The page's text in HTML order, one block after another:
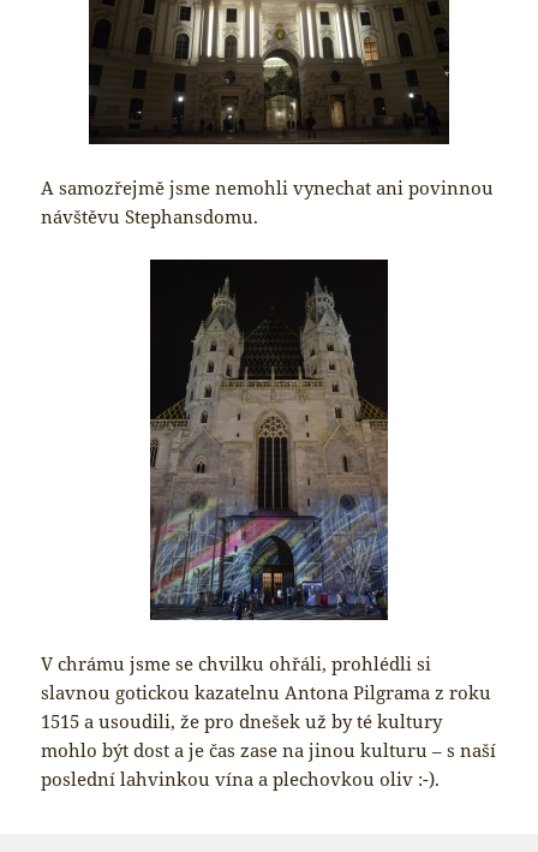
A samozřejmě jsme nemohli vynechat ani povinnou
návštěvu Stephansdomu.
V chrámu jsme se chvilku ohřáli, prohlédli si
slavnou gotickou kazatelnu Antona Pilgrama z roku
1515 a usoudili, že pro dnešek už by té kultury
mohlo být dost a je čas zase na jinou kulturu – s naší
poslední lahvinkou vína a plechovkou oliv :-).